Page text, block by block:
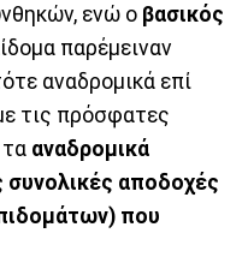
ενώ ο βασικός
παρέμειναν
αναδρομικά επί
τις πρόσφατες
αναδρομικά
συνολικές αποδοχές
που